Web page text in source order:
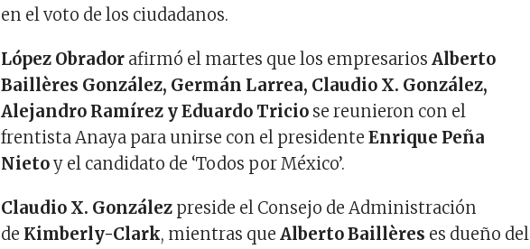
en el voto de los ciudadanos.
López Obrador afirmó el martes que los empresariosAlberto
Baillères González, Germán Larrea, Claudio X. González,
Alejandro Ramírez y Eduardo Tricio se reunieron con el
frentista Anaya para unirse con el presidente Enrique Peña
Nietoy el candidato de ‘Todos por México’.
Claudio X. González preside el Consejo de Administración
de Kimberly-Clark, mientras queAlberto Baillères es dueño del